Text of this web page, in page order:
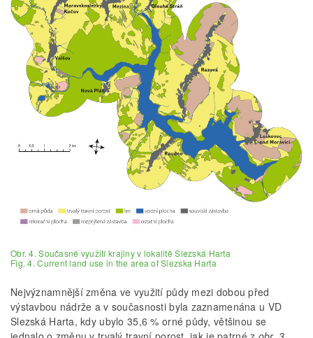
Obr. 4. Současné využití krajiny v lokalitě Slezská Harta
Fig. 4. Current land use in the area of Slezska Harta
Nejvýznamnější změna ve využití půdy mezi dobou před
výstavbou nádrže a v současnosti byla zaznamenána u VD
Slezská Harta, kdy ubylo 35,6 % orné půdy, většinou se